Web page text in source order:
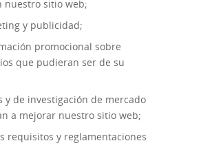
nuestro sitio web;
y publicidad;
promocional sobre
que pudieran ser de su
y de investigación de mercado
a mejorar nuestro sitio web;
requisitos y reglamentaciones